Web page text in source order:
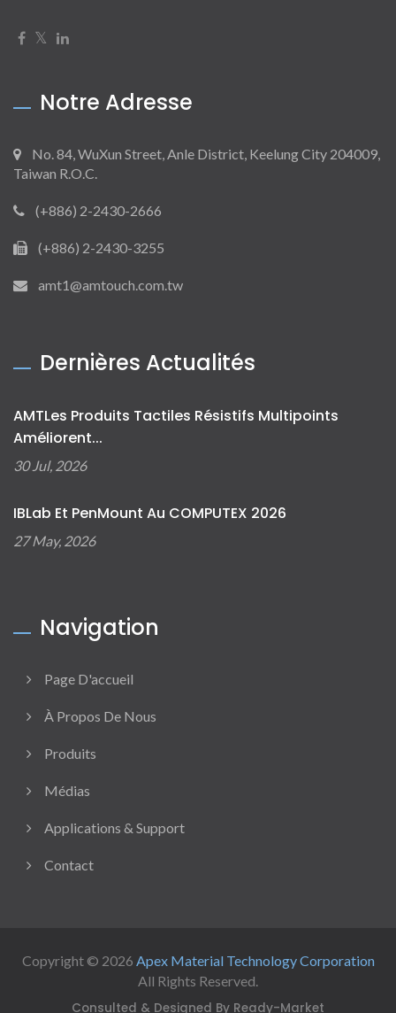
Notre Adresse
No. 84, WuXun Street, Anle District, Keelung City 204009,
Taiwan R.O.C.
(+886) 2-2430-2666
(+886) 2-2430-3255
amt1@amtouch.com.tw
Dernières Actualités
AMTLes Produits Tactiles Résistifs Multipoints
Améliorent...
30 Jul, 2026
IBLab Et PenMount Au COMPUTEX 2026
27 May, 2026
Navigation
Page D'accueil
À Propos De Nous
Produits
Médias
Applications & Support
Contact
Copyright © 2026 Apex Material Technology Corporation
All Rights Reserved.
Consulted & Designed By Ready-Market